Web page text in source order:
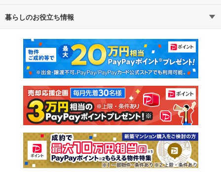
通勤・通学時間から探す
不動産・住宅
新築マンション 中古マンション
新築一戸建て 中古一戸建て
注文住宅 土地
売却査定
暮らしのお役立ち情報
マンションカタログ 教えて！住まいの先生